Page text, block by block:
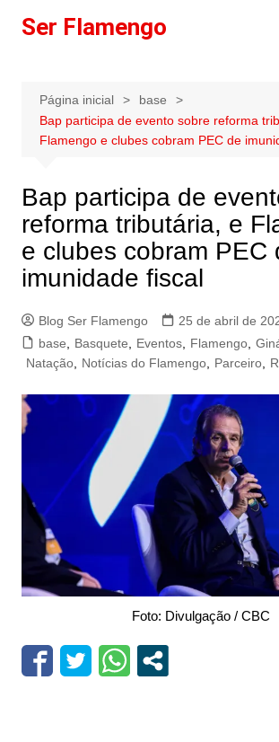
paraSer Flamengo
Página inicial
base
Bap participa de evento sobre reforma
Flamengo e clubes cobram PEC de
Bap participa de
reforma tributária, e
e clubes cobram PEC
imunidade fiscal
Blog Ser Flamengo
25 de abril de
base
Basquete Eventos, Flamengo,
Natação, Notícias do Flamengo, Parceiro,
Foto: Divulgação / CBC